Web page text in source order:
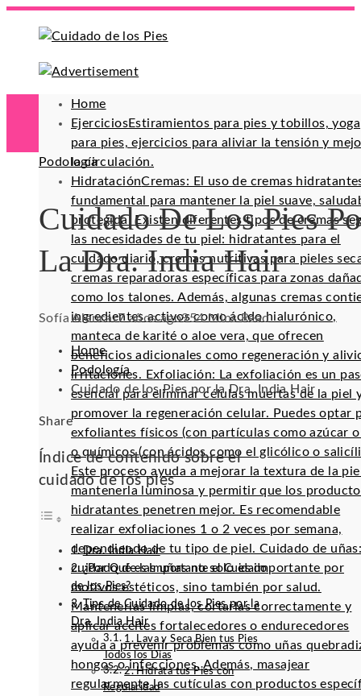
Home
EjerciciosEstiramientos para pies y tobillos, yoga
para pies, ejercicios para aliviar la tensión y
la circulación.
HidrataciónCremas: El uso de cremas
fundamental para mantener la piel suave,
protegida. Existen diferentes tipos de cremas
las necesidades de tu piel: hidratantes para el
cuidado diario, cremas nutritivas para pieles
cremas reparadoras específicas para zonas
como los talones. Además, algunas cremas
ingredientes activos como ácido hialurónico,
manteca de karité o aloe vera, que ofrecen
beneficios adicionales como regeneración y
irritaciones. Exfoliación: La exfoliación es un
esencial para eliminar células muertas de la piel
promover la regeneración celular. Puedes optar
exfoliantes físicos (con partículas como azúcar o
o químicos (con ácidos como el glicólico o
Este proceso ayuda a mejorar la textura de la
mantenerla luminosa y permitir que los
hidratantes penetren mejor. Es recomendable
realizar exfoliaciones 1 o 2 veces por semana,
dependiendo de tu tipo de piel. Cuidado de
cuidado de las uñas no solo es importante por
motivos estéticos, sino también por salud.
Mantenerlas limpias, cortarlas correctamente y
aplicar aceites fortalecedores o endurecedores
ayuda a prevenir problemas como uñas
hongos o infecciones. Además, masajear
regularmente las cutículas con productos
Podología
Cuidado De Los Pies
La Dra. India Hair
Sofía Alencar7 años ago954 Mins Read
Home
Podología
Cuidado de los Pies por la Dra. India Hair
Facebook
Twitter
LinkedIn
Pinterest
Stumbleupon
Email
Share
Índice de contenido sobre el
cuidado de los pies
Dra. India Hair
¿Por Qué es Importante el Cuidado
de los Pies?
Tips de Cuidado de los Pies por la
Dra. India Hair
1. Lava y Seca Bien tus Pies
Todos los Días
2. Hidrata tus Pies con
Regularidad